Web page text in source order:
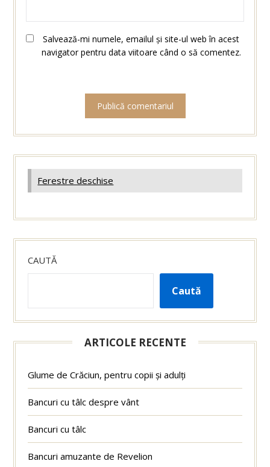
Salvează-mi numele, emailul și site-ul web în acest
navigator pentru data viitoare când o să comentez.
Ferestre deschise
CAUTĂ
Caută
ARTICOLE RECENTE
Glume de Crăciun, pentru copii și adulți
Bancuri cu tâlc despre vânt
Bancuri cu tâlc
Bancuri amuzante de Revelion